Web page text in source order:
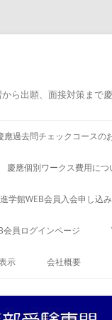
出願、面接対策まで
應過去問チェックコースの
慶應個別ワークス費用につ
学館WEB会員入会申し込み
会員ログインページ
示 会社概要